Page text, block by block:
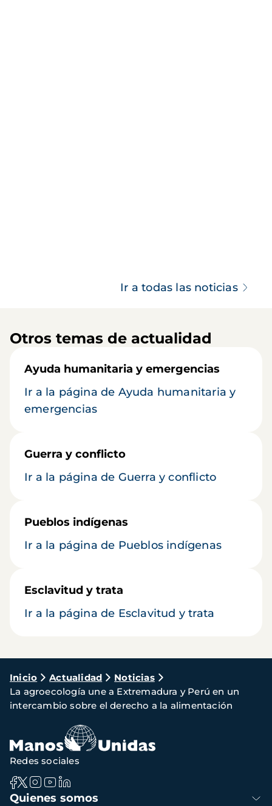
Ir a todas las noticias
Otros temas de actualidad
Ayuda humanitaria y emergencias
Ir a la página de Ayuda humanitaria y
emergencias
Guerra y conflicto
Ir a la página de Guerra y conflicto
Pueblos indígenas
Ir a la página de Pueblos indígenas
Esclavitud y trata
Ir a la página de Esclavitud y trata
Ruta
de
navegación
Inicio Actualidad
Noticias
La agroecología une a Extremadura y Perú en un
intercambio sobre el derecho a la alimentación
Navegación
Quienes somos
Redes sociales